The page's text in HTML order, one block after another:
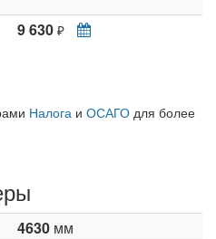
9 630 ₽
Налога и ОСАГО для более
4630 мм